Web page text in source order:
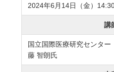
2024年6月14日（金）
講
国立国際医療研究セン
藤 智朗氏